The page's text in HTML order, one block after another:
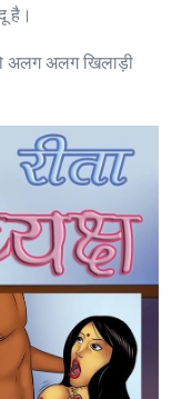
है।
अलग अलग खिलाड़ी